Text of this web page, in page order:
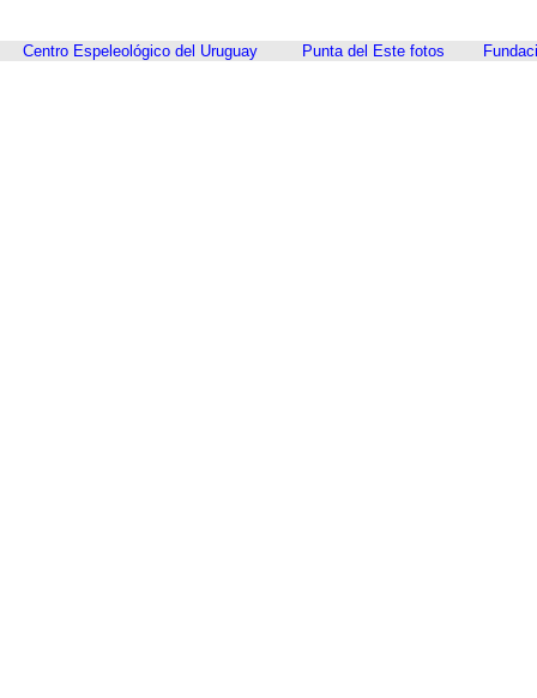
Centro Espeleológico del Uruguay Punta del Este fotos